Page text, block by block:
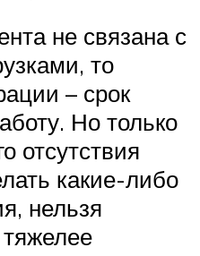
не связана с
то
– срок
Но только
отсутствия
какие-либо
нельзя